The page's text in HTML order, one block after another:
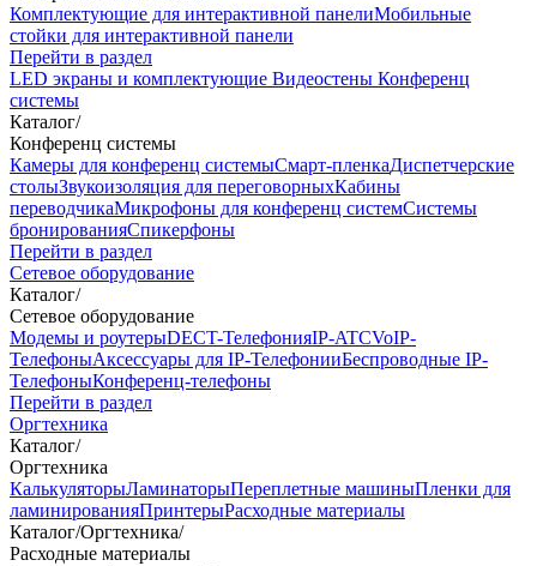
Комплектующие для интерактивной панелиМобильные
стойки для интерактивной панели
Перейти в раздел
LED экраны и комплектующие Видеостены Конференц
системы
Каталог/
Конференц системы
Камеры для конференц системыCмарт-пленкаДиспетчерские
столыЗвукоизоляция для переговорныхКабины
переводчикаМикрофоны для конференц системСистемы
бронированияСпикерфоны
Перейти в раздел
Сетевое оборудование
Каталог/
Сетевое оборудование
Модемы и роутерыDECT-ТелефонияIP-ATCVoIP-
ТелефоныАксессуары для IP-ТелефонииБеспроводные IP-
ТелефоныКонференц-телефоны
Перейти в раздел
Оргтехника
Каталог/
Оргтехника
КалькуляторыЛаминаторыПереплетные машиныПленки для
ламинированияПринтерыРасходные материалы
Каталог/Оргтехника/
Расходные материалы